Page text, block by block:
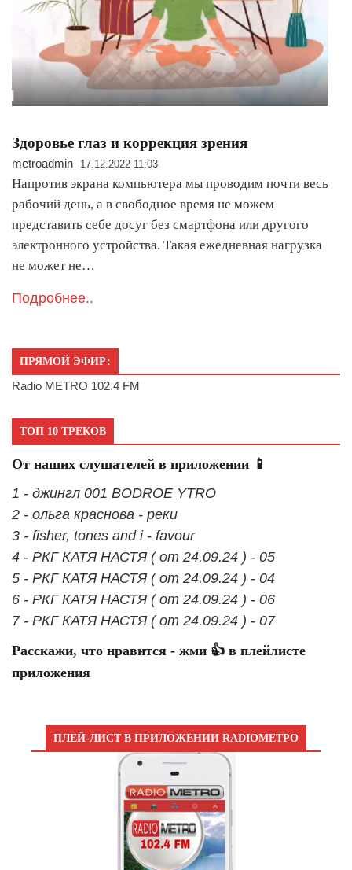
Здоровье глаз и коррекция зрения
metroadmin 17.12.2022 11:03
Напротив экрана компьютера мы проводим почти весь
рабочий день, а в свободное время не можем
представить себе досуг без смартфона или другого
электронного устройства. Такая ежедневная нагрузка
не может не…
Подробнее..
ПРЯМОЙ ЭФИР:
Radio METRO 102.4 FM
ТОП 10 ТРЕКОВ
От наших слушателей в приложении 📱
1 - джингл 001 BODROE YTRO
2 - ольга краснова - реки
3 - fisher, tones and i - favour
4 - РКГ КАТЯ НАСТЯ ( от 24.09.24 ) - 05
5 - РКГ КАТЯ НАСТЯ ( от 24.09.24 ) - 04
6 - РКГ КАТЯ НАСТЯ ( от 24.09.24 ) - 06
7 - РКГ КАТЯ НАСТЯ ( от 24.09.24 ) - 07
Расскажи, что нравится - жми 👍 в плейлисте
приложения
ПЛЕЙ-ЛИСТ В ПРИЛОЖЕНИИ RADIOМЕТРО